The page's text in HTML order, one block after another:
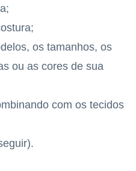
os tamanhos, os
ou as cores de sua
com os tecidos